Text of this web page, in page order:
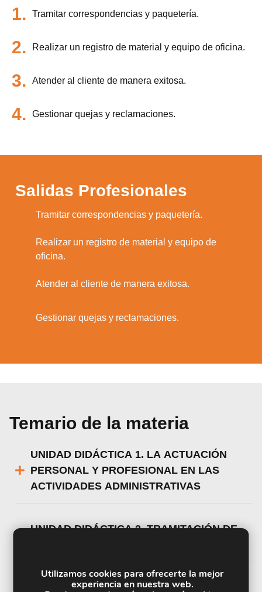
1. Tramitar correspondencias y paquetería.
2. Realizar un registro de material y equipo de oficina.
3. Atender al cliente de manera exitosa.
4. Gestionar quejas y reclamaciones.
Salidas Profesionales
Tramitar correspondencias y paquetería.
Realizar un registro de material y equipo de
oficina.
Atender al cliente de manera exitosa.
Gestionar quejas y reclamaciones.
Temario de la materia
UNIDAD DIDÁCTICA 1. LA ACTUACIÓN
PERSONAL Y PROFESIONAL EN LAS
ACTIVIDADES ADMINISTRATIVAS
UNIDAD DIDÁCTICA 2. TRAMITACIÓN DE
UNIDAD DIDÁCTICA 3. COTEJO DE
Utilizamos cookies para ofrecerte la mejor
experiencia en nuestra web.